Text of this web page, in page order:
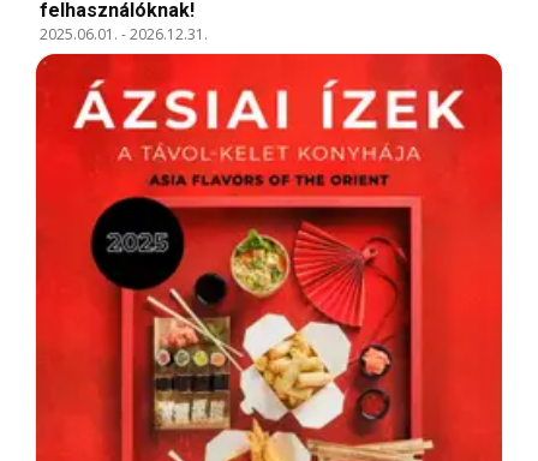
felhasználóknak!
2025.06.01. -2026.12.31.